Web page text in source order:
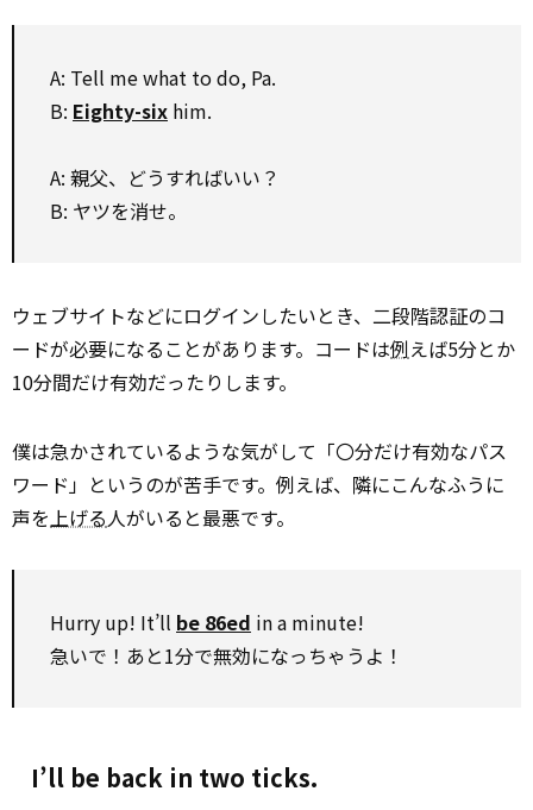
A: Tell me what to do, Pa.
B: Eighty-six him.
A: 親父、どうすればいい？
B: ヤツを消せ。
ウェブサイトなどにログインしたいとき、二段階認証のコ
ードが必要になることがあります。コードは例えば5分とか
10分間だけ有効だったりします。
僕は急かされているような気がして「〇分だけ有効なパス
ワード」というのが苦手です。例えば、隣にこんなふうに
声を上げる人がいると最悪です。
Hurry up! It’ll be 86ed in a minute!
急いで！あと1分で無効になっちゃうよ！
I’ll be back in two ticks.